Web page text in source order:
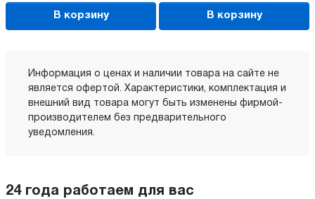
В корзину В корзину
Информация о ценах и наличии товара на сайте не
является офертой. Характеристики, комплектация и
внешний вид товара могут быть изменены фирмой-
производителем без предварительного
уведомления.
24 года работаем для вас